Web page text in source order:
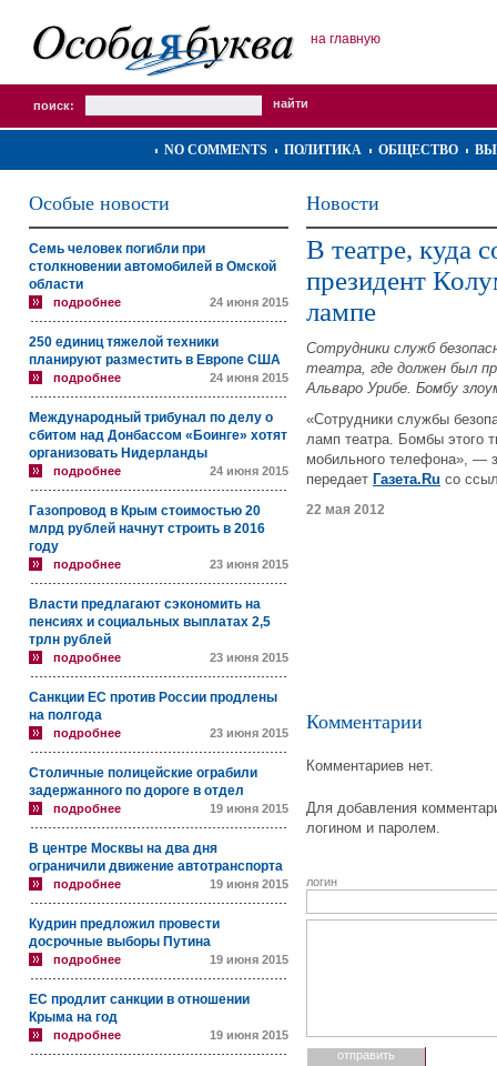
на главную
поиск:
NO COMMENTS ПОЛИТИКА ОБЩЕСТВО
Особые новости
Семь человек погибли при
столкновении автомобилей в Омской
области
подробнее 24 июня 2015
250 единиц тяжелой техники
планируют разместить в Европе США
подробнее 24 июня 2015
Международный трибунал по делу о
сбитом над Донбассом «Боинге» хотят
организовать Нидерланды
подробнее 24 июня 2015
Газопровод в Крым стоимостью 20
млрд рублей начнут строить в 2016
году
подробнее 23 июня 2015
Власти предлагают сэкономить на
пенсиях и социальных выплатах 2,5
трлн рублей
подробнее 23 июня 2015
Санкции ЕС против России продлены
на полгода
подробнее 23 июня 2015
Столичные полицейские ограбили
задержанного по дороге в отдел
подробнее 19 июня 2015
В центре Москвы на два дня
ограничили движение автотранспорта
подробнее 19 июня 2015
Кудрин предложил провести
досрочные выборы Путина
подробнее 19 июня 2015
ЕС продлит санкции в отношении
Крыма на год
подробнее 19 июня 2015
Новости
В театре, куда
президент
лампе
Сотрудники служб
театра, где должен был
Альваро Урибе. Бомбу
«Сотрудники службы
ламп театра. Бомбы этого
мобильного телефона», —
передает Газета.Ru со
22 мая 2012
Комментарии
Комментариев нет.
Для добавления
логином и паролем.
логин